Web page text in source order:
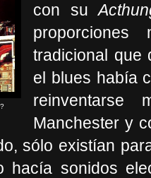
con su
tradicional que
el blues había
reinventarse
Manchester y
sólo existían
hacía sonidos